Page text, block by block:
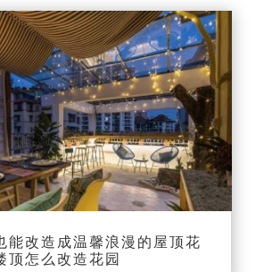
能改造成温馨浪漫的屋顶花
顶怎么改造花园